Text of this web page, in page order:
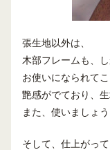
張生地以外は、
木部フレームも、
お使いになられて
艶感がでており、
また、使いましょ
そして、仕上がっ